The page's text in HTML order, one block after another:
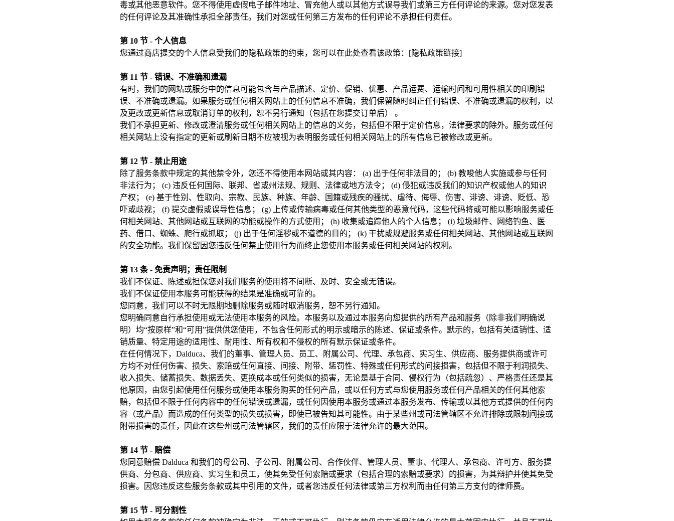
毒或其他恶意软件。您不得使用虚假电子邮件地址、冒充他人或以其他方式误导我们或第三方任何评论的来源。您对您发表
的任何评论及其准确性承担全部责任。我们对您或任何第三方发布的任何评论不承担任何责任。
第 10 节 - 个人信息
您通过商店提交的个人信息受我们的隐私政策的约束，您可以在此处查看该政策：[隐私政策链接]
第 11 节 - 错误、不准确和遗漏
有时，我们的网站或服务中的信息可能包含与产品描述、定价、促销、优惠、产品运费、运输时间和可用性相关的印刷错
误、不准确或遗漏。如果服务或任何相关网站上的任何信息不准确，我们保留随时纠正任何错误、不准确或遗漏的权利，以
及更改或更新信息或取消订单的权利，恕不另行通知（包括在您提交订单后） 。
我们不承担更新、修改或澄清服务或任何相关网站上的信息的义务，包括但不限于定价信息，法律要求的除外。服务或任何
相关网站上没有指定的更新或刷新日期不应被视为表明服务或任何相关网站上的所有信息已被修改或更新。
第 12 节 - 禁止用途
除了服务条款中规定的其他禁令外，您还不得使用本网站或其内容： (a) 出于任何非法目的； (b) 教唆他人实施或参与任何
非法行为； (c) 违反任何国际、联邦、省或州法规、规则、法律或地方法令； (d) 侵犯或违反我们的知识产权或他人的知识
产权； (e) 基于性别、性取向、宗教、民族、种族、年龄、国籍或残疾的骚扰、虐待、侮辱、伤害、诽谤、诽谤、贬低、恐
吓或歧视； (f) 提交虚假或误导性信息； (g) 上传或传输病毒或任何其他类型的恶意代码，这些代码将或可能以影响服务或任
何相关网站、其他网站或互联网的功能或操作的方式使用； (h) 收集或追踪他人的个人信息； (i) 垃圾邮件、网络钓鱼、医
药、借口、蜘蛛、爬行或抓取； (j) 出于任何淫秽或不道德的目的； (k) 干扰或规避服务或任何相关网站、其他网站或互联网
的安全功能。我们保留因您违反任何禁止使用行为而终止您使用本服务或任何相关网站的权利。
第 13 条 - 免责声明；责任限制
我们不保证、陈述或担保您对我们服务的使用将不间断、及时、安全或无错误。
我们不保证使用本服务可能获得的结果是准确或可靠的。
您同意，我们可以不时无限期地删除服务或随时取消服务，恕不另行通知。
您明确同意自行承担使用或无法使用本服务的风险。本服务以及通过本服务向您提供的所有产品和服务（除非我们明确说
明）均“按原样”和“可用”提供供您使用，不包含任何形式的明示或暗示的陈述、保证或条件。默示的，包括有关适销性、适
销质量、特定用途的适用性、耐用性、所有权和不侵权的所有默示保证或条件。
在任何情况下，Dalduca、我们的董事、管理人员、员工、附属公司、代理、承包商、实习生、供应商、服务提供商或许可
方均不对任何伤害、损失、索赔或任何直接、间接、附带、惩罚性、特殊或任何形式的间接损害，包括但不限于利润损失、
收入损失、储蓄损失、数据丢失、更换成本或任何类似的损害，无论是基于合同、侵权行为（包括疏忽）、严格责任还是其
他原因，由您引起使用任何服务或使用本服务购买的任何产品，或以任何方式与您使用服务或任何产品相关的任何其他索
赔，包括但不限于任何内容中的任何错误或遗漏，或任何因使用本服务或通过本服务发布、传输或以其他方式提供的任何内
容（或产品）而造成的任何类型的损失或损害，即使已被告知其可能性。由于某些州或司法管辖区不允许排除或限制间接或
附带损害的责任，因此在这些州或司法管辖区，我们的责任应限于法律允许的最大范围。
第 14 节 - 赔偿
您同意赔偿 Dalduca 和我们的母公司、子公司、附属公司、合作伙伴、管理人员、董事、代理人、承包商、许可方、服务提
供商、分包商、供应商、实习生和员工，使其免受任何索赔或要求（包括合理的索赔或要求）的损害，为其辩护并使其免受
损害。因您违反这些服务条款或其中引用的文件，或者您违反任何法律或第三方权利而由任何第三方支付的律师费。
第 15 节 - 可分割性